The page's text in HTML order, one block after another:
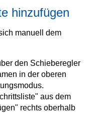
hinzufügen
manuell dem
den Schieberegler
in der oberen
aus dem
rechts oberhalb